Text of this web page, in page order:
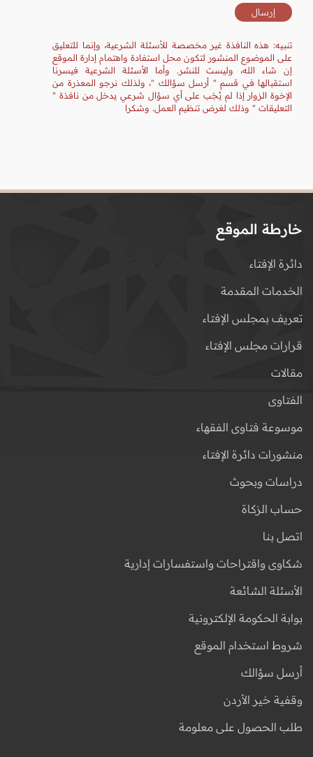
تنبيه: هذه النافذة غير مخصصة للأسئلة الشرعية، وإنما للتعليق
على الموضوع المنشور لتكون محل استفادة واهتمام إدارة الموقع
إن شاء الله، وليست للنشر. وأما الأسئلة الشرعية فيسرنا
استقبالها في قسم " أرسل سؤالك "، ولذلك نرجو المعذرة من
الإخوة الزوار إذا لم يُجَب على أي سؤال شرعي يدخل من نافذة "
التعليقات " وذلك لغرض تنظيم العمل. وشكرا
خارطة الموقع
دائرة الإفتاء
الخدمات المقدمة
تعريف بمجلس الإفتاء
قرارات مجلس الإفتاء
مقالات
الفتاوى
موسوعة فتاوى الفقهاء
منشورات دائرة الإفتاء
دراسات وبحوث
حساب الزكاة
اتصل بنا
شكاوى واقتراحات واستفسارات إدارية
الأسئلة الشائعة
بوابة الحكومة الإلكترونية
شروط استخدام الموقع
أرسل سؤالك
وقفية خير الأردن
طلب الحصول على معلومة